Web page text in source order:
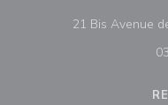
21 Bis Avenue